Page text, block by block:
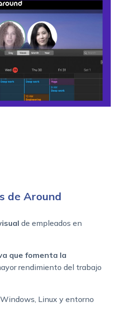
de Around
de empleados en
que fomenta la
rendimiento del trabajo
Linux y entorno